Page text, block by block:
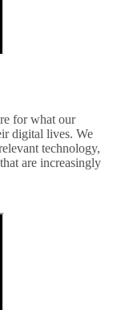
for what our
digital lives. We
technology,
are increasingly